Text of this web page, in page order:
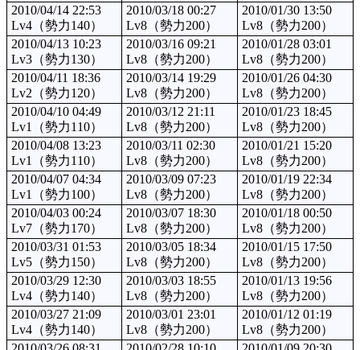
2010/04/14 22:53
Lv4（勢力140）
2010/03/18 00:27
Lv8（勢力200）
2010/01/30 13:50
Lv8（勢力200）
2010/04/13 10:23
Lv3（勢力130）
2010/03/16 09:21
Lv8（勢力200）
2010/01/28 03:01
Lv8（勢力200）
2010/04/11 18:36
Lv2（勢力120）
2010/03/14 19:29
Lv8（勢力200）
2010/01/26 04:30
Lv8（勢力200）
2010/04/10 04:49
Lv1（勢力110）
2010/03/12 21:11
Lv8（勢力200）
2010/01/23 18:45
Lv8（勢力200）
2010/04/08 13:23
Lv1（勢力110）
2010/03/11 02:30
Lv8（勢力200）
2010/01/21 15:20
Lv8（勢力200）
2010/04/07 04:34
Lv1（勢力100）
2010/03/09 07:23
Lv8（勢力200）
2010/01/19 22:34
Lv8（勢力200）
2010/04/03 00:24
Lv7（勢力170）
2010/03/07 18:30
Lv8（勢力200）
2010/01/18 00:50
Lv8（勢力200）
2010/03/31 01:53
Lv5（勢力150）
2010/03/05 18:34
Lv8（勢力200）
2010/01/15 17:50
Lv8（勢力200）
2010/03/29 12:30
Lv4（勢力140）
2010/03/03 18:55
Lv8（勢力200）
2010/01/13 19:56
Lv8（勢力200）
2010/03/27 21:09
Lv4（勢力140）
2010/03/01 23:01
Lv8（勢力200）
2010/01/12 01:19
Lv8（勢力200）